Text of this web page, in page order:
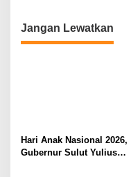
Jangan Lewatkan
Hari Anak Nasional 2026,
Gubernur Sulut Yulius